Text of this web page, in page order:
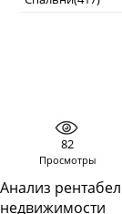
82
Просмотры
Анализ
недвижимости